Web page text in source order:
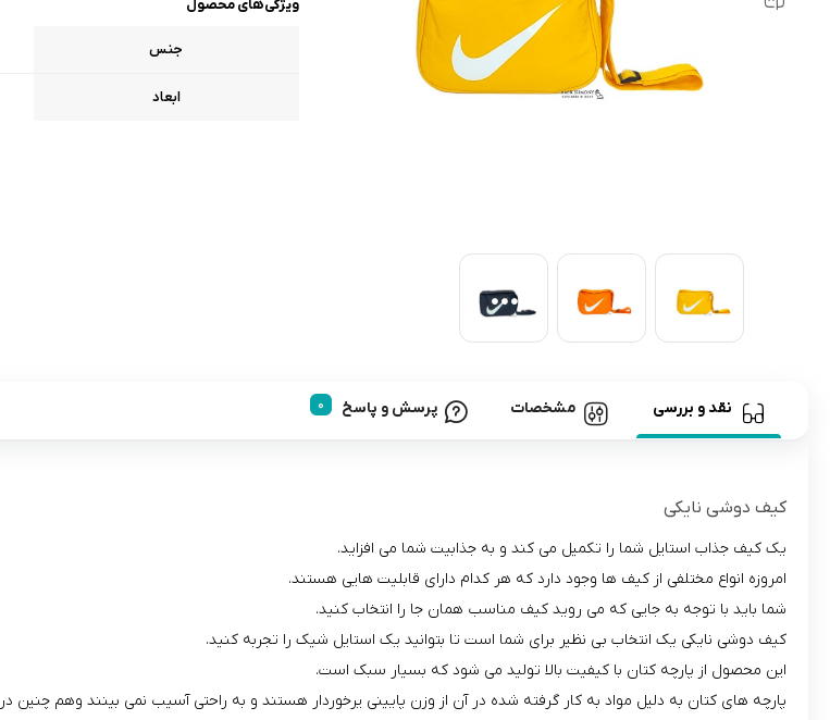
رابط و پد سینه
دستگاه بخور سرد کودک
ویژگی‌های محصول
جنس
ابعاد
نقد و بررسی مشخصات پرسش و پاسخ
کیف دوشی نایکی
یک کیف جذاب استایل شما را تکمیل می کند و به جذابیت شما می افزاید.
امروزه انواع مختلفی از کیف ها وجود دارد که هر کدام دارای قابلیت هایی هستند.
شما باید با توجه به جایی که می روید کیف مناسب همان جا را انتخاب کنید.
کیف دوشی نایکی یک انتخاب بی نظیر برای شما است تا بتوانید یک استایل شیک را تجربه کنید.
این محصول از پارچه کتان با کیفیت بالا تولید می شود که بسیار سبک است.
پارچه های کتان به دلیل مواد به کار گرفته شده در آن از وزن پایینی یرخوردار هستند و به راحتی آسیب نمی بینند وهم چنین